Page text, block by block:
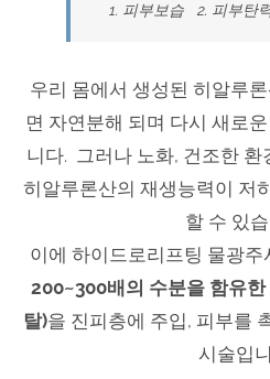
1. 피부보습 2. 피부탄
우리 몸에서 생성된 히알루
면 자연분해 되며 다시 새로
니다. 그러나 노화, 건조한 환
히알루론산의 재생능력이 저
할 수 있
이에 하이드로리프팅 물광
200~300배의 수분을 함유한
탈)을 진피층에 주입, 피부를
시술입